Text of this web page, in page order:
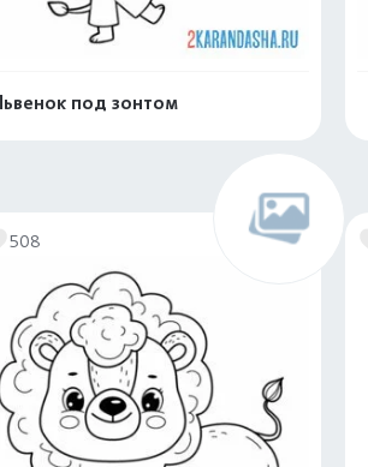
под зонтом
508